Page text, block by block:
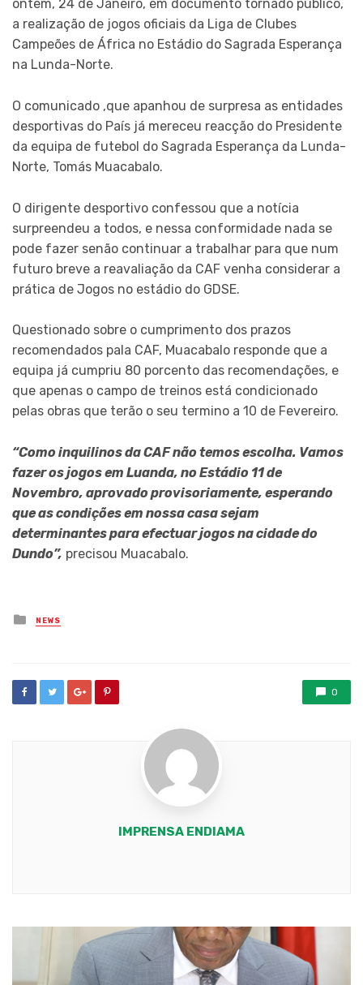
ontem, 24 de Janeiro, em documento tornado público,
a realização de jogos oficiais da Liga de Clubes
Campeões de África no Estádio do Sagrada Esperança
na Lunda-Norte.
O comunicado ,que apanhou de surpresa as entidades
desportivas do País já mereceu reacção do Presidente
da equipa de futebol do Sagrada Esperança da Lunda-
Norte, Tomás Muacabalo.
O dirigente desportivo confessou que a notícia
surpreendeu a todos, e nessa conformidade nada se
pode fazer senão continuar a trabalhar para que num
futuro breve a reavaliação da CAF venha considerar a
prática de Jogos no estádio do GDSE.
Questionado sobre o cumprimento dos prazos
recomendados pala CAF, Muacabalo responde que a
equipa já cumpriu 80 porcento das recomendações, e
que apenas o campo de treinos está condicionado
pelas obras que terão o seu termino a 10 de Fevereiro.
“Como inquilinos da CAF não temos escolha. Vamos
fazer os jogos em Luanda, no Estádio 11 de
Novembro, aprovado provisoriamente, esperando
que as condições em nossa casa sejam
determinantes para efectuar jogos na cidade do
Dundo”, precisou Muacabalo.
Posted
in
NEWS
0
IMPRENSA ENDIAMA